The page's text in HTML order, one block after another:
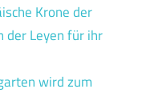
Krone der
der Leyen für ihr
wird zum